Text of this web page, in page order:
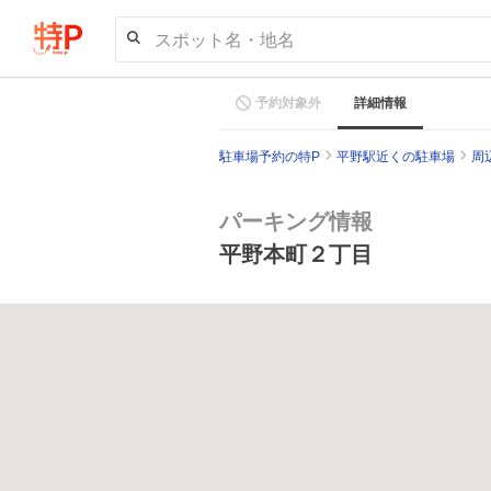
スポット名・地名
予約対象外 詳細情報
駐車場予約の特P 平野駅近くの駐車場 周
パーキング情報
平野本町２丁目